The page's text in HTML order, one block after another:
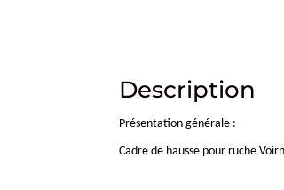
Description
Présentation générale :
Cadre de hausse pour ruche